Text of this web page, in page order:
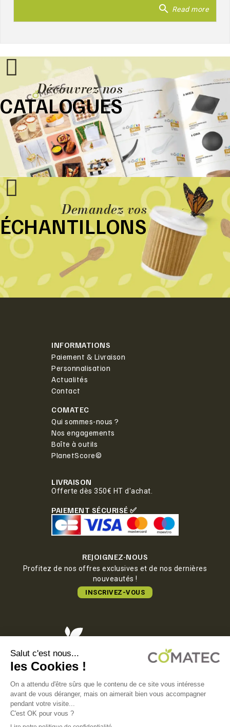
search Read more
Découvrez nos
CATALOGUES
Demandez vos
ÉCHANTILLONS
INFORMATIONS
Paiement & Livraison
Personnalisation
Actualités
Contact
COMATEC
Qui sommes-nous ?
Nos engagements
Boîte à outils
PlanetScore©
LIVRAISON
Offerte dès 350€ HT d'achat.
PAIEMENT SÉCURISÉ ✅
REJOIGNEZ-NOUS
Profitez de nos offres exclusives et de nos dernières
nouveautés !
INSCRIVEZ-VOUS
COMATEC PACKAGING
Boulevard François-Xavier Fafeur
11000 Carcassonne, FRANCE